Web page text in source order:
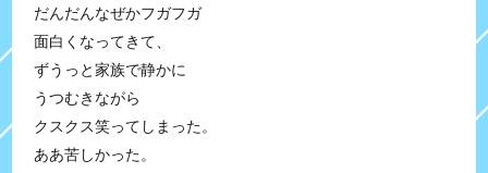
だんだんなぜかフガフガ
面白くなってきて、
ずうっと家族で静かに
うつむきながら
クスクス笑ってしまった。
ああ苦しかった。